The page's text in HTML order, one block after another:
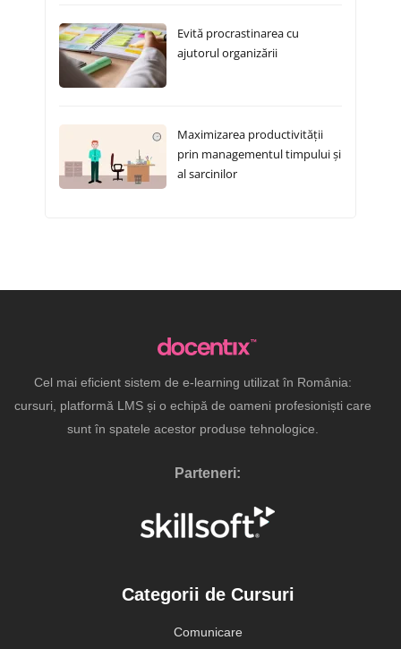
Evită procrastinarea cu
ajutorul organizării
Maximizarea productivității
prin managementul timpului și
al sarcinilor
Cel mai eficient sistem de e-learning utilizat în România:
cursuri, platformă LMS și o echipă de oameni profesioniști care
sunt în spatele acestor produse tehnologice.
Parteneri:
Categorii de Cursuri
Comunicare